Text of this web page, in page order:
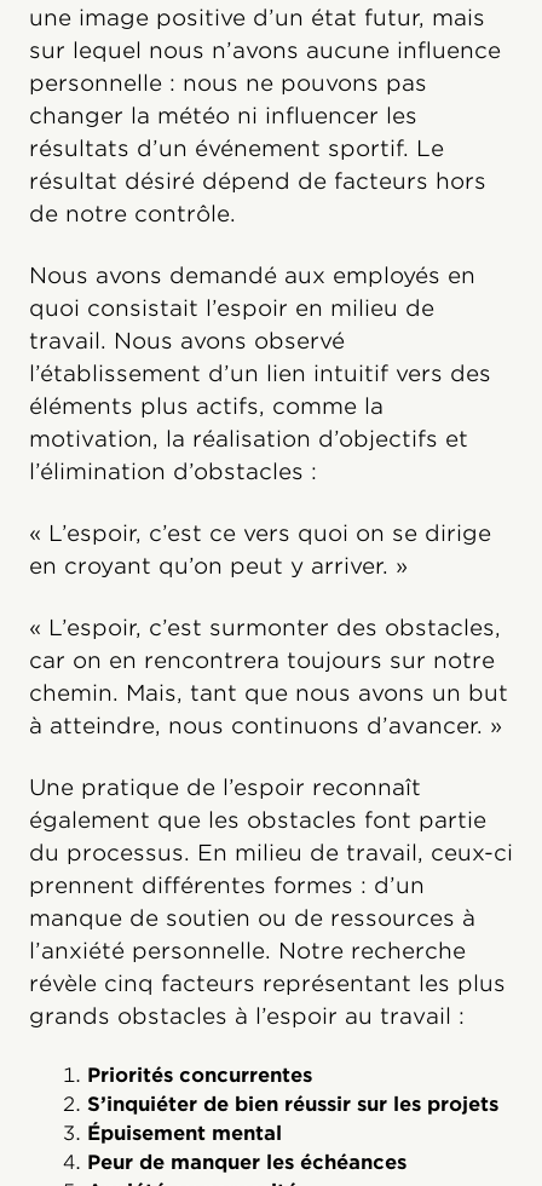
une image positive d’un état futur, mais
sur lequel nous n’avons aucune influence
personnelle : nous ne pouvons pas
changer la météo ni influencer les
résultats d’un événement sportif. Le
résultat désiré dépend de facteurs hors
de notre contrôle.
Nous avons demandé aux employés en
quoi consistait l’espoir en milieu de
travail. Nous avons observé
l’établissement d’un lien intuitif vers des
éléments plus actifs, comme la
motivation, la réalisation d’objectifs et
l’élimination d’obstacles :
« L’espoir, c’est ce vers quoi on se dirige
en croyant qu’on peut y arriver. »
« L’espoir, c’est surmonter des obstacles,
car on en rencontrera toujours sur notre
chemin. Mais, tant que nous avons un but
à atteindre, nous continuons d’avancer. »
Une pratique de l’espoir reconnaît
également que les obstacles font partie
du processus. En milieu de travail, ceux-ci
prennent différentes formes : d’un
manque de soutien ou de ressources à
l’anxiété personnelle. Notre recherche
révèle cinq facteurs représentant les plus
grands obstacles à l’espoir au travail :
Priorités concurrentes
S’inquiéter de bien réussir sur les projets
Épuisement mental
Peur de manquer les échéances